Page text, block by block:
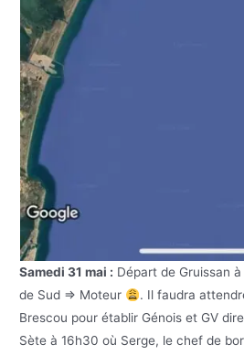
Samedi 31 mai : Départ de Gruissan
de Sud => Moteur
. Il faudra
Brescou pour établir Génois et GV
Sète à 16h30 où Serge, le chef de